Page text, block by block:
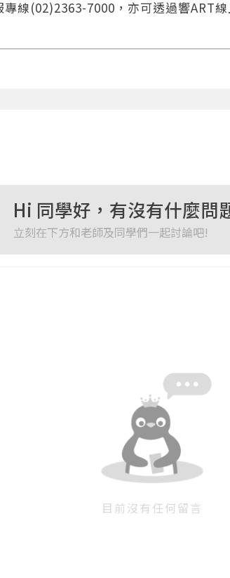
您將收到一封Email，請依照信件中的指示重新
線(02)2363-7000，亦可透過響ART
Hi 同學好，有沒有什麼問
立刻在下方和老師及同學們一起討論吧!
目前沒有任何留言